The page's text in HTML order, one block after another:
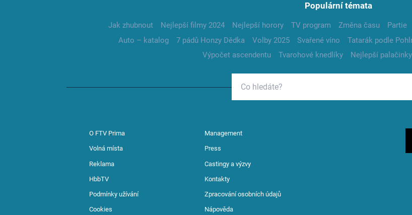
Populární témata
Jak zhubnout Nejlepší filmy 2024 Nejlepší horory TV program Změna času Partie
Auto – katalog
7 pádů Honzy Dědka Volby 2025 Svařené víno Tatarák podle
Výpočet ascendentu
Tvarohové knedlíky Nejlepší palačinky
O FTV Prima Management
Volná místa Press
Reklama Castingy a výzvy
HbbTV Kontakty
Podmínky užívání Zpracování osobních údajů
Cookies Nápověda